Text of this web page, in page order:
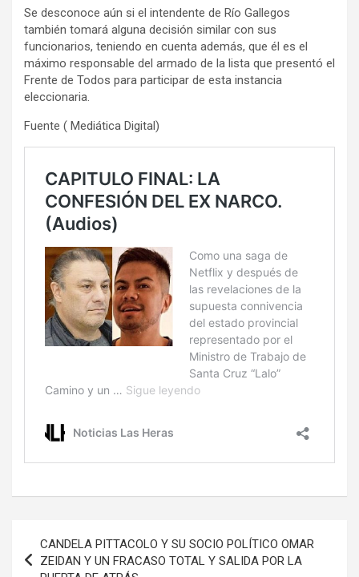
Se desconoce aún si el intendente de Río Gallegos
también tomará alguna decisión similar con sus
funcionarios, teniendo en cuenta además, que él es el
máximo responsable del armado de la lista que presentó el
Frente de Todos para participar de esta instancia
eleccionaria.
Fuente ( Mediática Digital)
de
CANDELA PITTACOLO Y SU SOCIO POLÍTICO OMAR
ZEIDAN Y UN FRACASO TOTAL Y SALIDA POR LA